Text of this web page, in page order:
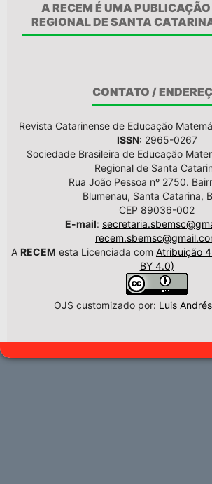
A RECEM É UMA
REGIONAL DE SANTA
CONTATO /
Revista Catarinense de Educação
ISSN: 2965-0267
Sociedade Brasileira de Educação
Regional de Santa
Rua João Pessoa nº 2750.
Blumenau, Santa Catarina,
CEP 89036-002
E-mail:
A RECEM esta Licenciada com Atribuição
BY 4.0)
OJS customizado por: Luis